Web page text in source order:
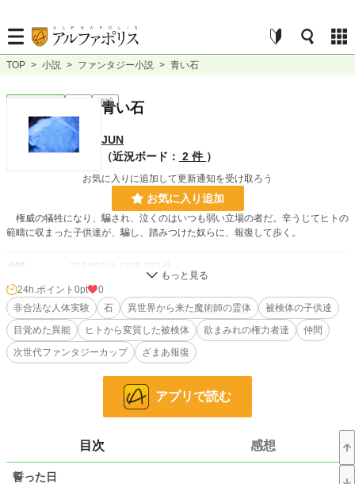
TOP > 小説 > ファンタジー小説 > 青い石
短編
青い石
JUN
（近況ボード： 2 件 ）
お気に入りに追加して更新通知を受け取ろう
お気に入り追加
権威の犠牲になり、騙され、泣くのはいつも弱い立場の者だ。辛うじてヒトの
範疇に収まった子供達が、騙し、踏みつけた奴らに、報復して歩く。
小説 228,882 位 / 228,882 件
ファンタジー 53,344 位 / 53,344 件
お気に入り 6
24h.ポイント 0 pt
2021.05.14 18:10
初回完結日時 2021.05.14 22:21
24h.ポイント 0pt
0
非合法な人体実験
石 異世界から来た魔術師の霊体
被検体の子供達
目覚めた異能
ヒトから変質した被検体 欲まみれの権力者達
仲間
次世代ファンタジーカップ
ざまあ報復
アプリで読む
目次 感想
誓った日